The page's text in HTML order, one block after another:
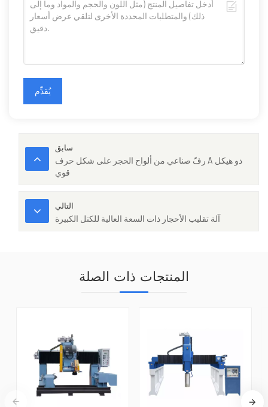
يُقدِّم
سابق
رفّ صناعي من ألواح الحجر على شكل حرف A ذو هيكل
قوي
التالي
آلة تقليب الأحجار ذات السعة العالية للكتل الكبيرة
المنتجات ذات الصلة